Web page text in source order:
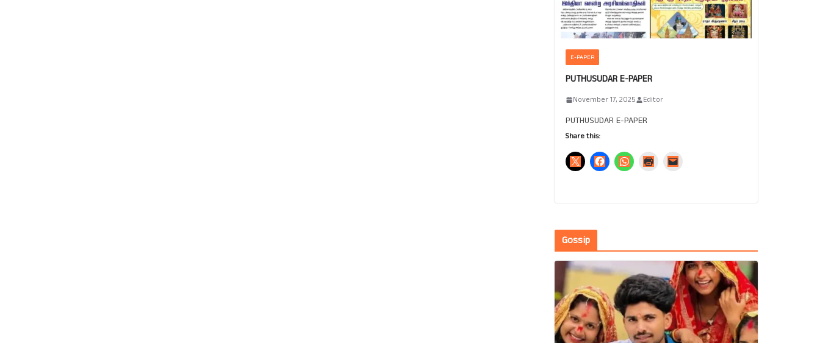
E-PAPER
PUTHUSUDAR E-PAPER
November 17, 2025 Editor
PUTHUSUDAR E-PAPER
Share this:
Gossip